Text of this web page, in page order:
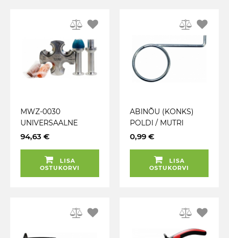
MWZ-0030
UNIVERSAALNE
ABINÕU
POLDI KOONUSE
MÕÕTMISEKS
94,63 €
LISA
OSTUKORVI
ABINÕU (KONKS)
POLDI / MUTRI
KATETE
BVC-CH / BIMECC
0,99 €
LISA
OSTUKORVI